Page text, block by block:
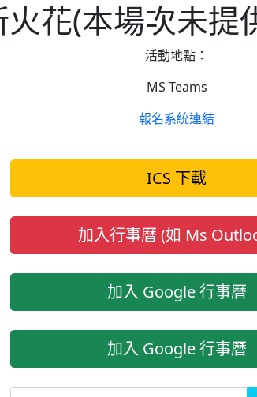
火花(本場次未提
活動地點：
MS Teams
報名系統連結
ICS 下載
加入行事曆 (如 Ms
加入 Google 行事曆
加入 Google 行事曆